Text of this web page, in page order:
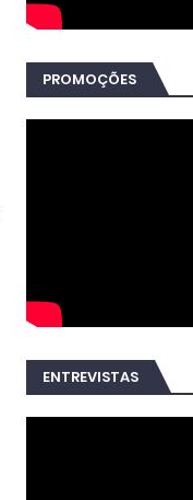
PROMOÇÕES
ENTREVISTAS